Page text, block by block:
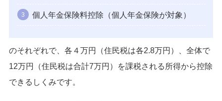
個人年金保険料控除（個人年金保険が対象）
のそれぞれで、各４万円（住民税は各2.8万円）、全体で
12万円（住民税は合計7万円）を課税される所得から控除
できるしくみです。